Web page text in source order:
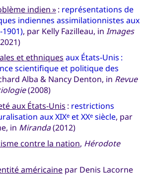
indien »: représentations de
indiennes assimilationnistes aux
1901), par Kelly Fazilleau, in Images
et ethniques aux États-Unis :
scientifique et politique des
Alba & Nancy Denton, in Revue
(2008)
aux États-Unis : restrictions
aux XIXeet XXesiècle, par
in Miranda(2012)
contre la nation, Hérodote
américainepar Denis Lacorne